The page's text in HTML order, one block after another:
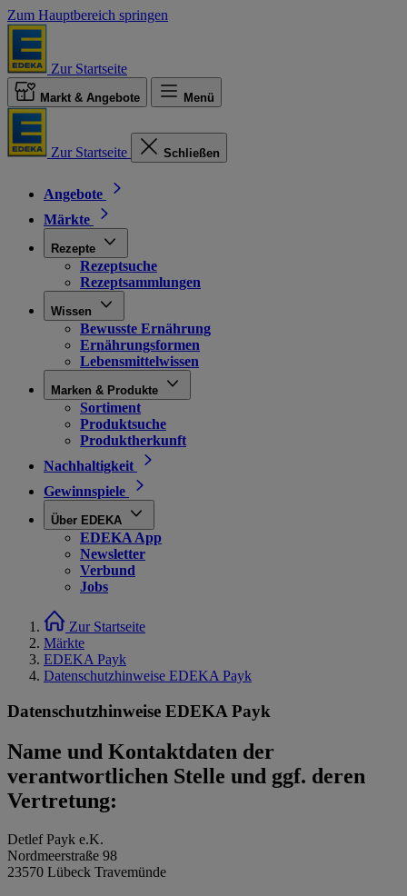
Zum Hauptbereich springen
Zur Startseite
Markt & Angebote Menü
Zur Startseite Schließen
Angebote
Märkte
Rezepte
Rezeptsuche
Rezeptsammlungen
Wissen
Bewusste Ernährung
Ernährungsformen
Lebensmittelwissen
Marken & Produkte
Sortiment
Produktsuche
Produktherkunft
Nachhaltigkeit
Gewinnspiele
Über EDEKA
EDEKA App
Newsletter
Verbund
Jobs
Zur Startseite
Märkte
EDEKA Payk
Datenschutzhinweise EDEKA Payk
Datenschutzhinweise EDEKA Payk
Name und Kontaktdaten der
verantwortlichen Stelle und ggf. deren
Vertretung:
Detlef Payk e.K.
Nordmeerstraße 98
23570 Lübeck Travemünde